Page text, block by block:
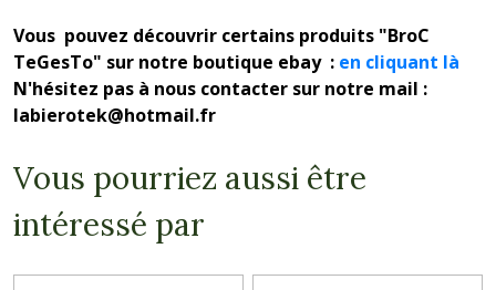
Vous pouvez découvrir certains produits "BroC
TeGesTo" sur notre boutique ebay : en cliquant là
N'hésitez pas à nous contacter sur notre mail :
labierotek@hotmail.fr
Vous pourriez aussi être
intéressé par